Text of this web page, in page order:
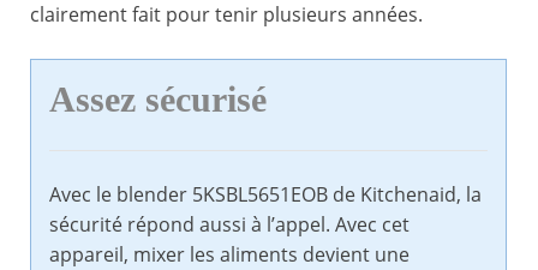
clairement fait pour tenir plusieurs années.
Assez sécurisé
Avec le blender 5KSBL5651EOB de Kitchenaid, la
sécurité répond aussi à l’appel. Avec cet
appareil, mixer les aliments devient une